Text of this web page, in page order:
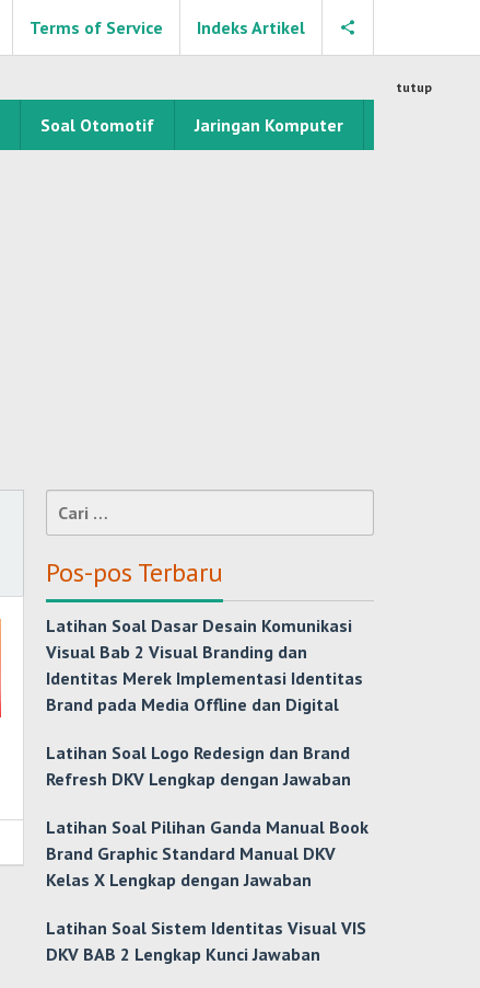
Terms of Service Indeks Artikel
Soal Otomotif Jaringan Komputer
tutup
Cari
untuk:
Pos-pos Terbaru
Latihan Soal Dasar Desain Komunikasi
Visual Bab 2 Visual Branding dan
Identitas Merek Implementasi Identitas
Brand pada Media Offline dan Digital
Latihan Soal Logo Redesign dan Brand
Refresh DKV Lengkap dengan Jawaban
Latihan Soal Pilihan Ganda Manual Book
Brand Graphic Standard Manual DKV
Kelas X Lengkap dengan Jawaban
Latihan Soal Sistem Identitas Visual VIS
DKV BAB 2 Lengkap Kunci Jawaban